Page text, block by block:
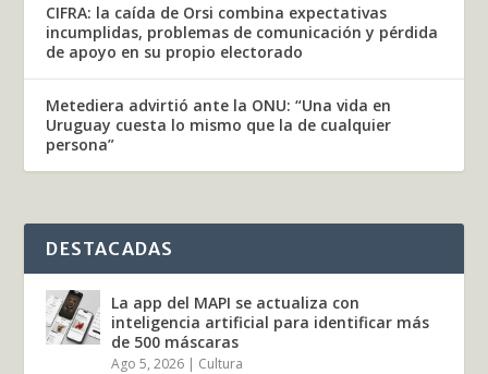
CIFRA: la caída de Orsi combina expectativas
incumplidas, problemas de comunicación y pérdida
de apoyo en su propio electorado
Metediera advirtió ante la ONU: “Una vida en
Uruguay cuesta lo mismo que la de cualquier
persona”
DESTACADAS
La app del MAPI se actualiza con
inteligencia artificial para identificar más
de 500 máscaras
Ago 5, 2026 | Cultura